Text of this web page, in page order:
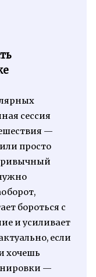
сессия
—
просто
бороться с
и усиливает
если
хочешь
—